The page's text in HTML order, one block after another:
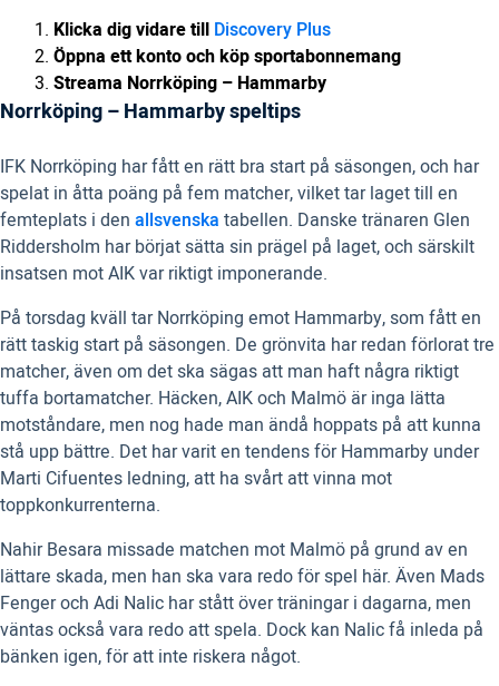
Klicka dig vidare till Discovery Plus
Öppna ett konto och köp sportabonnemang
Streama Norrköping – Hammarby
Norrköping – Hammarby speltips
IFK Norrköping har fått en rätt bra start på säsongen, och har
spelat in åtta poäng på fem matcher, vilket tar laget till en
femteplats i den allsvenska tabellen. Danske tränaren Glen
Riddersholm har börjat sätta sin prägel på laget, och särskilt
insatsen mot AIK var riktigt imponerande.
På torsdag kväll tar Norrköping emot Hammarby, som fått en
rätt taskig start på säsongen. De grönvita har redan förlorat tre
matcher, även om det ska sägas att man haft några riktigt
tuffa bortamatcher. Häcken, AIK och Malmö är inga lätta
motståndare, men nog hade man ändå hoppats på att kunna
stå upp bättre. Det har varit en tendens för Hammarby under
Marti Cifuentes ledning, att ha svårt att vinna mot
toppkonkurrenterna.
Nahir Besara missade matchen mot Malmö på grund av en
lättare skada, men han ska vara redo för spel här. Även Mads
Fenger och Adi Nalic har stått över träningar i dagarna, men
väntas också vara redo att spela. Dock kan Nalic få inleda på
bänken igen, för att inte riskera något.